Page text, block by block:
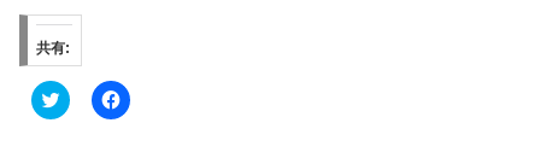
共有:
ク
リ
F
a